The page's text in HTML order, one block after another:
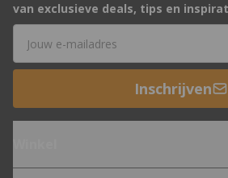
van exclusieve deals, tips en
Inschrijven